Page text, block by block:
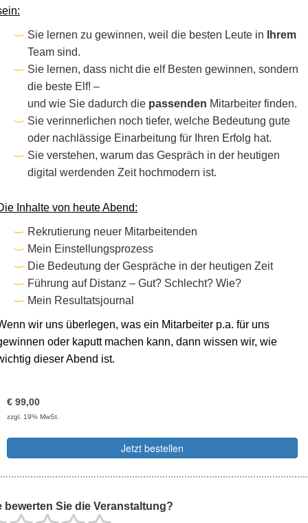
Sie lernen zu gewinnen, weil die besten Leute in
Ihrem
Team sind.
Sie lernen, dass nicht die elf Besten gewinnen, sondern
die beste Elf! –
und wie Sie dadurch die passenden Mitarbeiter finden.
Sie verinnerlichen noch tiefer, welche Bedeutung gute
oder nachlässige Einarbeitung für Ihren Erfolg hat.
Sie verstehen, warum das Gespräch in der heutigen
digital werdenden Zeit hochmodern ist.
Inhalte von heute Abend:
Rekrutierung neuer Mitarbeitenden
Mein Einstellungsprozess
Die Bedeutung der Gespräche in der heutigen Zeit
Führung auf Distanz – Gut? Schlecht? Wie?
Mein Resultatsjournal
wir uns überlegen, was ein Mitarbeiter p.a. für uns
oder kaputt machen kann, dann wissen wir, wie
dieser Abend ist.
€ 99,00
zzgl. 19% MwSt.
Jetzt bestellen
bewerten Sie die Veranstaltung?